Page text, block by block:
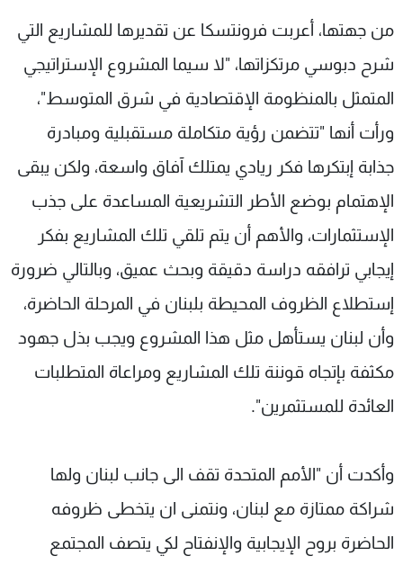
من جهتها، أعربت فرونتسكا عن تقديرها للمشاريع التي
شرح دبوسي مرتكزاتها، "لا سيما المشروع الإستراتيجي
المتمثل بالمنظومة الإقتصادية في شرق المتوسط"،
ورأت أنها "تتضمن رؤية متكاملة مستقبلية ومبادرة
جذابة إبتكرها فكر ريادي يمتلك آفاق واسعة، ولكن يبقى
الإهتمام بوضع الأطر التشريعية المساعدة على جذب
الإستثمارات، والأهم أن يتم تلقي تلك المشاريع بفكر
إيجابي ترافقه دراسة دقيقة وبحث عميق، وبالتالي ضرورة
إستطلاع الظروف المحيطة بلبنان في المرحلة الحاضرة،
وأن لبنان يستأهل مثل هذا المشروع ويجب بذل جهود
مكثفة بإتجاه قوننة تلك المشاريع ومراعاة المتطلبات
العائدة للمستثمرين".
وأكدت أن "الأمم المتحدة تقف الى جانب لبنان ولها
شراكة ممتازة مع لبنان، ونتمنى ان يتخطى ظروفه
الحاضرة بروح الإيجابية والإنفتاح لكي يتصف المجتمع